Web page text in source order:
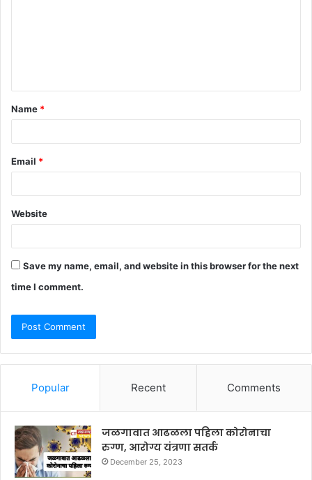
Name *
Email *
Website
Save my name, email, and website in this browser for the next
time I comment.
Popular Recent Comments
जळगावात आढळला पहिला कोरोनाचा
रुग्ण, आरोग्य यंत्रणा सतर्क
December 25, 2023